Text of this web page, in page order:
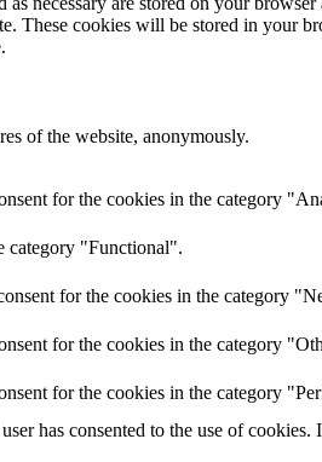
These cookies will be stored in your
of the website, anonymously.
for the cookies in the category
category "Functional".
for the cookies in the category
for the cookies in the category
for the cookies in the category
has consented to the use of cookies.